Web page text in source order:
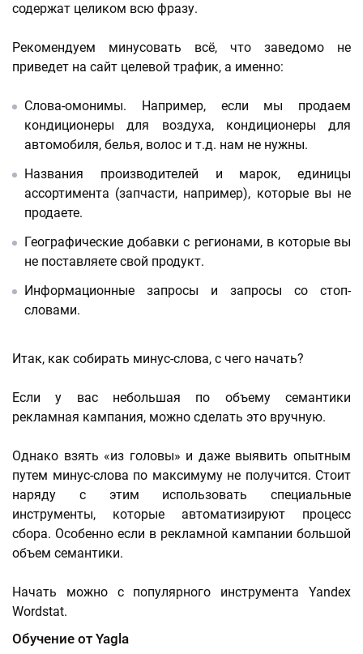
содержат целиком всю фразу.
Рекомендуем минусовать всё, что заведомо не
приведет на сайт целевой трафик, а именно:
Слова-омонимы. Например, если мы продаем
кондиционеры для воздуха, кондиционеры для
автомобиля, белья, волос и т.д. нам не нужны.
Названия производителей и марок, единицы
ассортимента (запчасти, например), которые вы не
продаете.
Географические добавки с регионами, в которые вы
не поставляете свой продукт.
Информационные запросы и запросы со стоп-
словами.
Итак, как собирать минус-слова, с чего начать?
Если у вас небольшая по объему семантики
рекламная кампания, можно сделать это вручную.
Однако взять «из головы» и даже выявить опытным
путем минус-слова по максимуму не получится. Стоит
наряду с этим использовать специальные
инструменты, которые автоматизируют процесс
сбора. Особенно если в рекламной кампании большой
объем семантики.
Начать можно с популярного инструмента Yandex
Wordstat.
Обучение от Yagla